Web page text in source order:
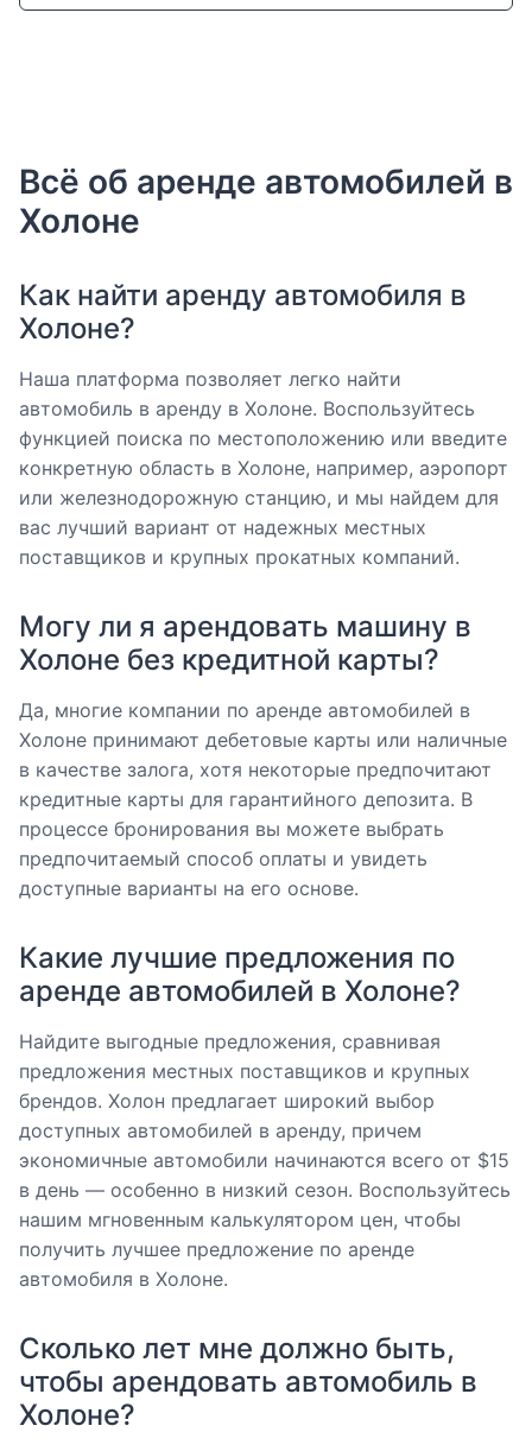
Всё об аренде автомобилей в
Холоне
Как найти аренду автомобиля в
Холоне?
Наша платформа позволяет легко найти
автомобиль в аренду в Холоне. Воспользуйтесь
функцией поиска по местоположению или введите
конкретную область в Холоне, например, аэропорт
или железнодорожную станцию, и мы найдем для
вас лучший вариант от надежных местных
поставщиков и крупных прокатных компаний.
Могу ли я арендовать машину в
Холоне без кредитной карты?
Да, многие компании по аренде автомобилей в
Холоне принимают дебетовые карты или наличные
в качестве залога, хотя некоторые предпочитают
кредитные карты для гарантийного депозита. В
процессе бронирования вы можете выбрать
предпочитаемый способ оплаты и увидеть
доступные варианты на его основе.
Какие лучшие предложения по
аренде автомобилей в Холоне?
Найдите выгодные предложения, сравнивая
предложения местных поставщиков и крупных
брендов. Холон предлагает широкий выбор
доступных автомобилей в аренду, причем
экономичные автомобили начинаются всего от $15
в день — особенно в низкий сезон. Воспользуйтесь
нашим мгновенным калькулятором цен, чтобы
получить лучшее предложение по аренде
автомобиля в Холоне.
Сколько лет мне должно быть,
чтобы арендовать автомобиль в
Холоне?